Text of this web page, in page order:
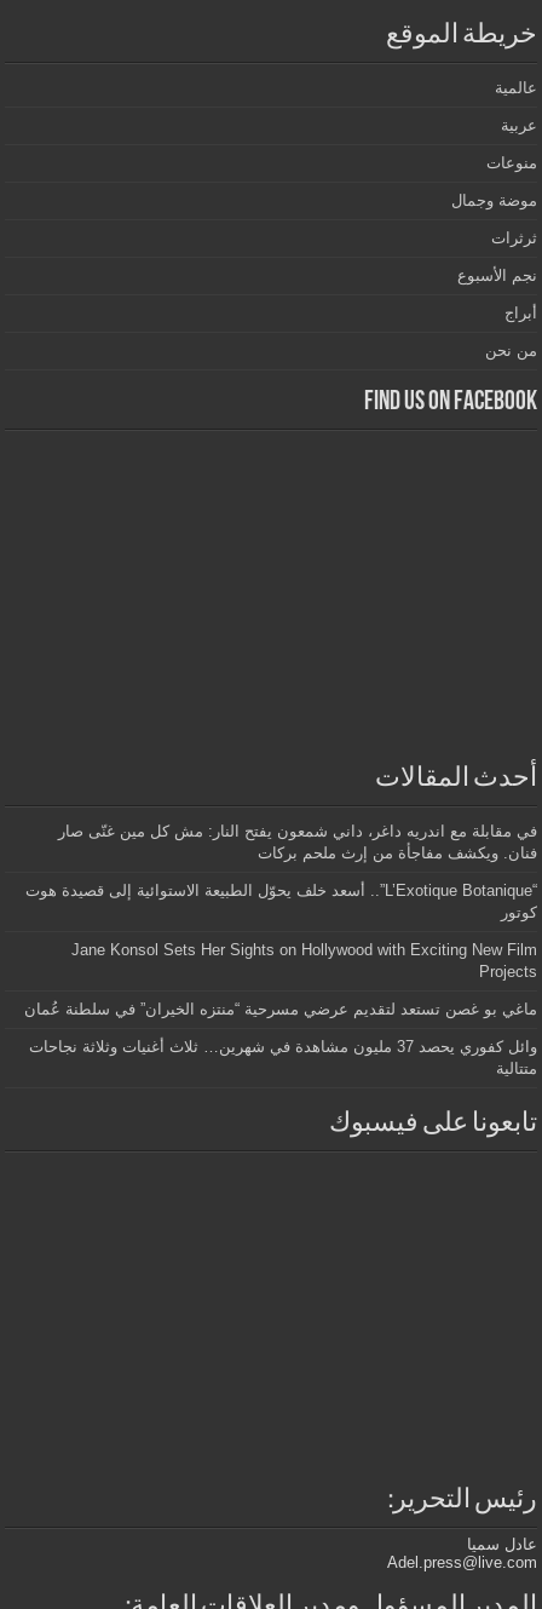
خريطة الموقع
عالمية
عربية
منوعات
موضة وجمال
ثرثرات
نجم الأسبوع
أبراج
من نحن
Find us on Facebook
أحدث المقالات
في مقابلة مع اندريه داغر، داني شمعون يفتح النار: مش كل مين غنّى صار
فنان. ويكشف مفاجأة من إرث ملحم بركات
“L’Exotique Botanique”.. أسعد خلف يحوّل الطبيعة الاستوائية إلى قصيدة هوت
كوتور
Jane Konsol Sets Her Sights on Hollywood with Exciting New Film
Projects
ماغي بو غصن تستعد لتقديم عرضي مسرحية “منتزه الخيران” في سلطنة عُمان
وائل كفوري يحصد 37 مليون مشاهدة في شهرين… ثلاث أغنيات وثلاثة نجاحات
متتالية
تابعونا على فيسبوك
رئيس التحرير:
عادل سميا
Adel.press@live.com